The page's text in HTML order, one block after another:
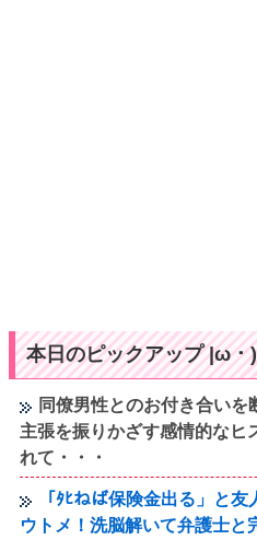
本日のピックアップ |ω・
同僚男性とのお付き合い
主張を振りかざす感情的なヒ
れて・・・
「ﾀﾋねば保険金出る」と
ウトメ！洗脳解いて弁護士と